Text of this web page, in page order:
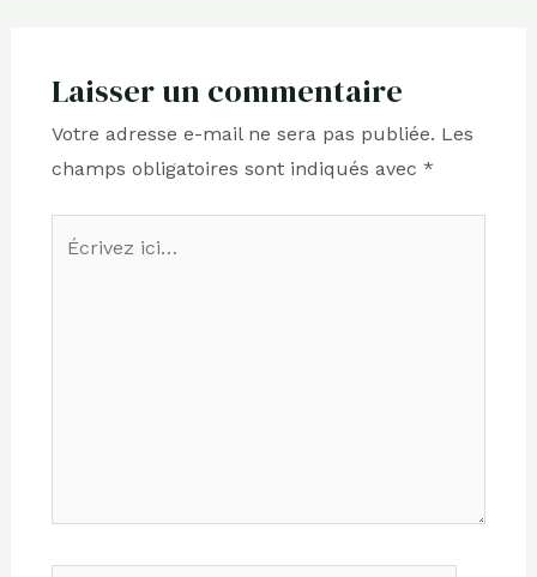
Laisser un commentaire
Votre adresse e-mail ne sera pas publiée. Les
champs obligatoires sont indiqués avec *